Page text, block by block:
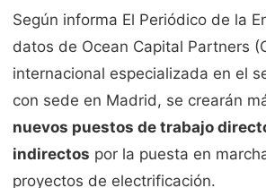
Según informa El Periódico de la
datos de Ocean Capital Partners
internacional especializada en el
con sede en Madrid, se crearán
nuevos puestos de trabajo
indirectos por la puesta en
proyectos de electrificación.